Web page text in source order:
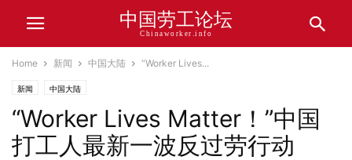
中国劳工论坛
Chinaworker.info
Home 新闻 中国大陆 “Worker Lives...
新闻 中国大陆
“Worker Lives Matter！”中国
打工人最新一波反过劳行动